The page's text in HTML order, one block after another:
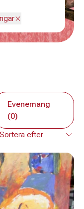
Evenemang
(0)